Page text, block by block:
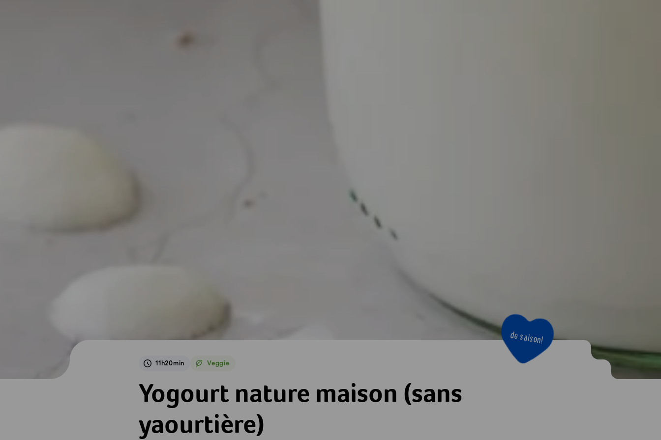
11h20min Veggie
Veggie
Yogourt nature maison (sans yaourtière)
Yogourt nature maison (sans
yaourtière)
de saison!